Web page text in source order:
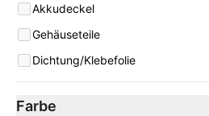
Baugruppe
Akkudeckel
Gehäuseteile
Dichtung/Klebefolie
Farbe